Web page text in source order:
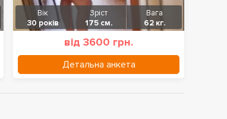
Вік
30 років
Зріст
175 см.
Вага
62 кг.
від 3600 грн.
Детальна анкета